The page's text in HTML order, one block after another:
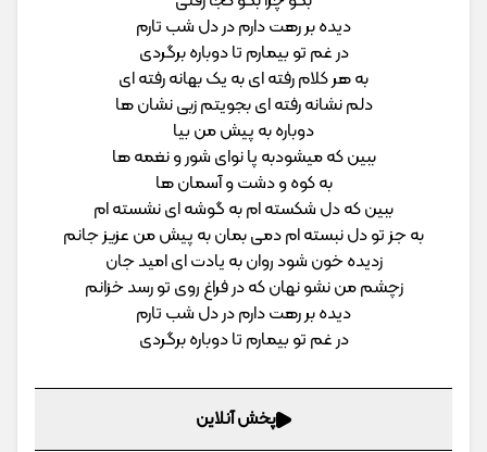
دیده بر رهت دارم در دل شب تارم
در غم تو بیمارم تا دوباره برگردی
به هر کلام رفته ای به یک بهانه رفته ای
دلم نشانه رفته ای بجویتم زبی نشان ها
دوباره به پیش من بیا
ببین که میشودبه پا نوای شور و نغمه ها
به کوه و دشت و آسمان ها
ببین که دل شکسته ام به گوشه ای نشسته ام
به جز تو دل نبسته ام دمی بمان به پیش من عزیز جانم
زدیده خون شود روان به یادت ای امید جان
زچشم من نشو نهان که در فراغ روی تو رسد خزانم
دیده بر رهت دارم در دل شب تارم
در غم تو بیمارم تا دوباره برگردی
پخش آنلاین